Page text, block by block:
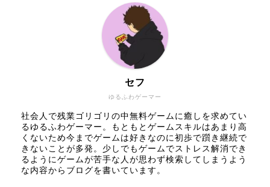
ゆるふわゲーマー
セフ
社会人で残業ゴリゴリの中無料ゲームに癒しを求めてい
るゆるふわゲーマー。もともとゲームスキルはあまり高
くないため今までゲームは好きなのに初歩で躓き継続で
きないことが多発。少しでもゲームでストレス解消でき
るようにゲームが苦手な人が思わず検索してしまうよう
な内容からブログを書いています。